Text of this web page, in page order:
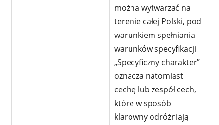
można wytwarzać na
terenie całej Polski, pod
warunkiem spełniania
warunków specyfikacji.
„Specyficzny charakter”
oznacza natomiast
cechę lub zespół cech,
które w sposób
klarowny odróżniają